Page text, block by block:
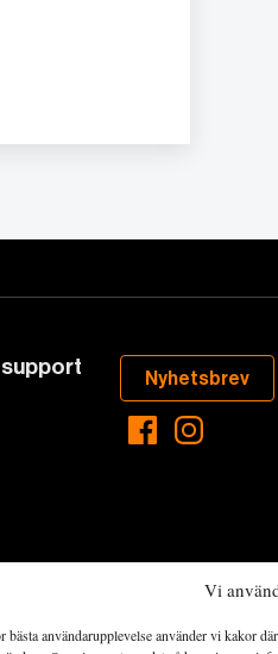
Vi
bästa användarupplevelse använder vi kakor
Nyhetsbrev